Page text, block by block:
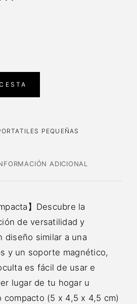
PEQUEÑAS
ADICIONAL
】Descubre la
de versatilidad y
diseño similar a una
y un soporte magnético,
es fácil de usar e
lugar de tu hogar u
compacto (5 x 4,5 x 4,5 cm)